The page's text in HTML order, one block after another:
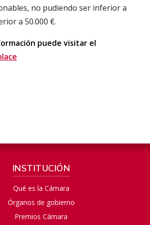
no pudiendo ser inferior a
a 50.000 €.
puede visitar el
INSTITUCIÓN
Qué es la Cámara
Órganos de gobierno
Premios Cámara